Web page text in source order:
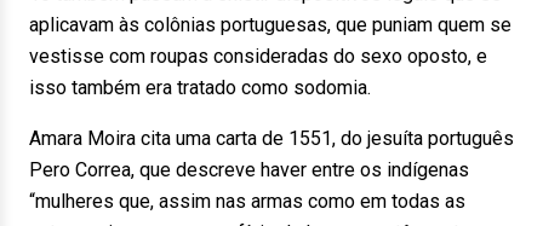
aplicavam às colônias portuguesas, que puniam quem se
vestisse com roupas consideradas do sexo oposto, e
isso também era tratado como sodomia.
Amara Moira cita uma carta de 1551, do jesuíta português
Pero Correa, que descreve haver entre os indígenas
“mulheres que, assim nas armas como em todas as